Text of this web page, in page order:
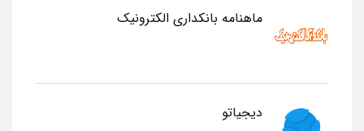
ماهنامه بانکداری الکترونیک
دیجیاتو